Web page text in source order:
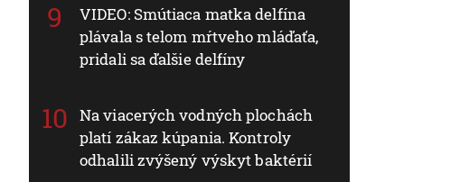
VIDEO: Smútiaca matka delfína
plávala s telom mŕtveho mláďaťa,
pridali sa ďalšie delfíny
Na viacerých vodných plochách
platí zákaz kúpania. Kontroly
odhalili zvýšený výskyt baktérií